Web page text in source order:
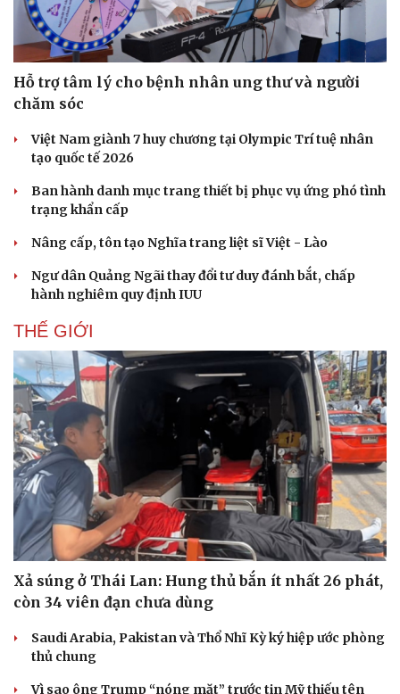
Văn hóa
Sân khấu - Điện ảnh
Văn học
Âm nhạc
Di sản
Nghệ sĩ
Thời trang
Hỗ trợ tâm lý cho bệnh nhân ung thư và người
chăm sóc
Việt Nam giành 7 huy chương tại Olympic Trí tuệ nhân
tạo quốc tế 2026
Ban hành danh mục trang thiết bị phục vụ ứng phó tình
trạng khẩn cấp
Nâng cấp, tôn tạo Nghĩa trang liệt sĩ Việt - Lào
Ngư dân Quảng Ngãi thay đổi tư duy đánh bắt, chấp
hành nghiêm quy định IUU
THẾ GIỚI
Xả súng ở Thái Lan: Hung thủ bắn ít nhất 26 phát,
còn 34 viên đạn chưa dùng
Saudi Arabia, Pakistan và Thổ Nhĩ Kỳ ký hiệp ước phòng
thủ chung
Vì sao ông Trump “nóng mặt” trước tin Mỹ thiếu tên